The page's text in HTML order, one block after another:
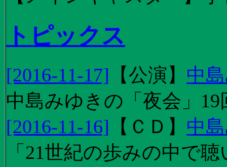
トピックス
[2016-11-17] 【公演 】 中
中島みゆきの「夜会」
[2016-11-16] 【 ＣＤ 】 中
「21世紀の歩みの中で